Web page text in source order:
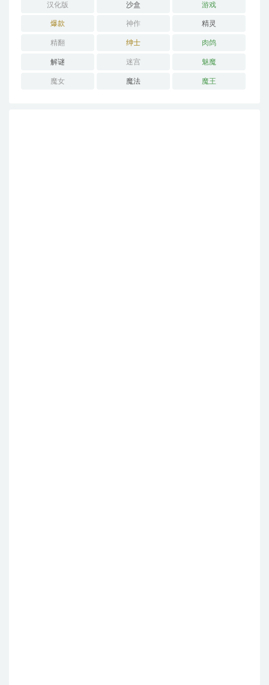
汉化版 沙盒 游戏
爆款 神作 精灵
精翻 绅士 肉鸽
解谜 迷宫 魅魔
魔女 魔法 魔王